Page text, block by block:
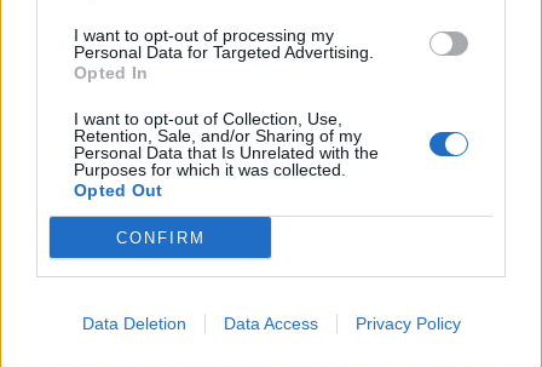
I want to opt-out of processing my
Personal Data for Targeted Advertising.
Opted In
I want to opt-out of Collection, Use,
Retention, Sale, and/or Sharing of my
Personal Data that Is Unrelated with the
Purposes for which it was collected.
Opted Out
CONFIRM
Data Deletion Data Access Privacy Policy
UUTISET
Kela voi leikata tukia
ulkomaanmatkan vuoksi
4